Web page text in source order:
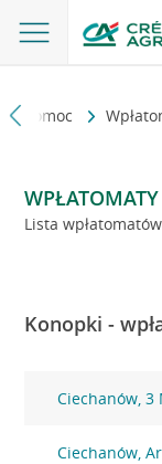
i pomoc
WPŁATOMATY
Lista
Konopki -
Ciechanów, 3
Ciechanów,